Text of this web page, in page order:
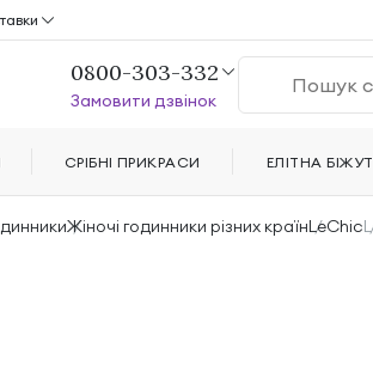
Жіночі годинники різних країнLeChic
0800-303-332
Замовити дзвінок
СРІБНІ ПРИКРАСИ ЕЛІТНА